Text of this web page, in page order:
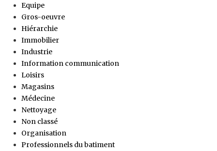
Equipe
Gros-oeuvre
Hiérarchie
Immobilier
Industrie
Information communication
Loisirs
Magasins
Médecine
Nettoyage
Non classé
Organisation
Professionnels du batiment